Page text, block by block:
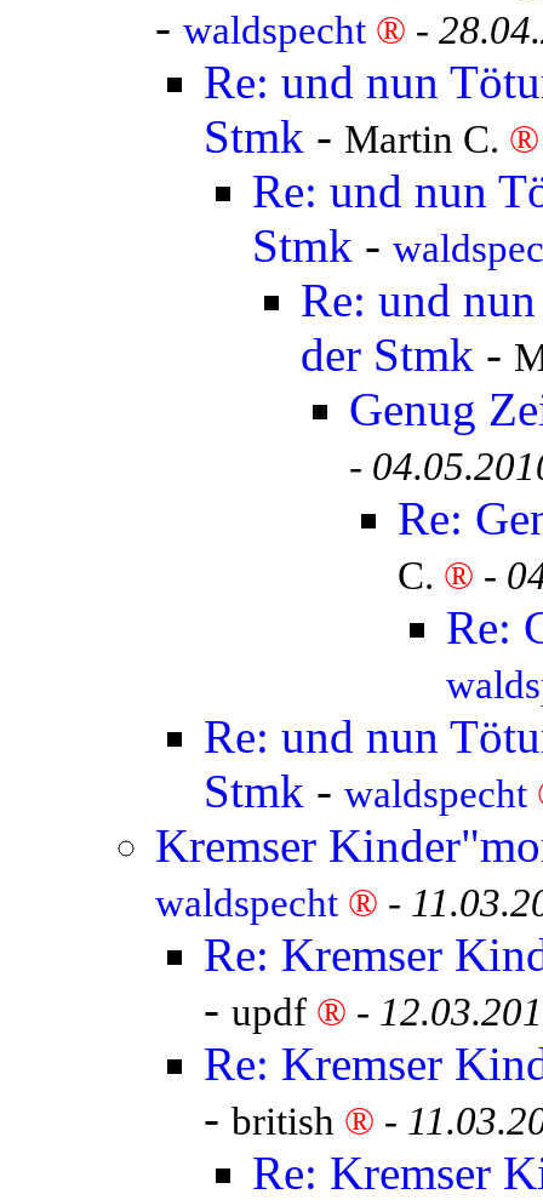
- waldspecht ® -
Re: und nun
Stmk - Martin C. ®
Re: und nun
Stmk -
Re: und
der Stmk -
Genug
-
Re:
C. ® -
Re:
Re: und nun
Stmk - waldspecht
Kremser
waldspecht ® -
Re: Kremser
- updf ® -
Re: Kremser
- british ® -
Re: Kremser